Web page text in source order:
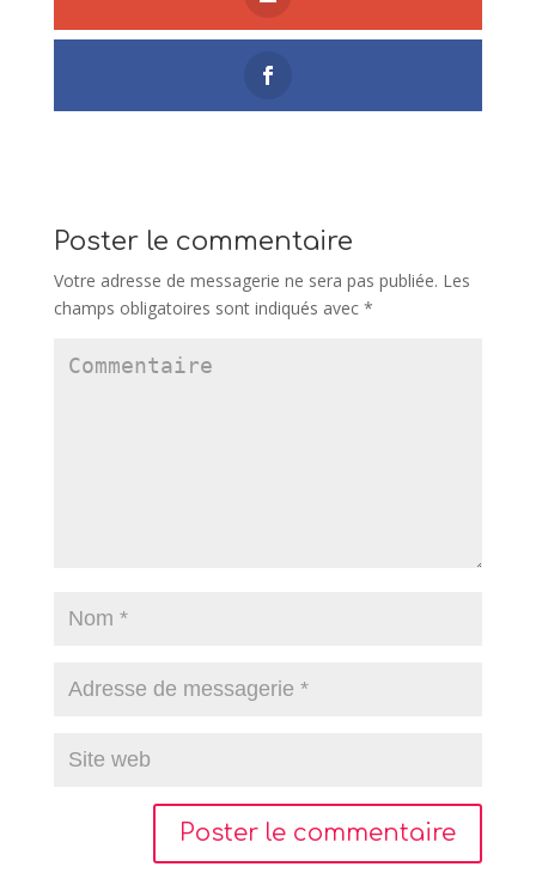
Poster le commentaire
Votre adresse de messagerie ne sera pas publiée. Les
champs obligatoires sont indiqués avec *